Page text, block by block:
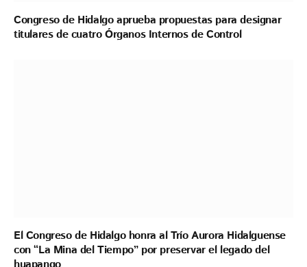
Congreso de Hidalgo aprueba propuestas para designar
titulares de cuatro Órganos Internos de Control
El Congreso de Hidalgo honra al Trío Aurora Hidalguense
con “La Mina del Tiempo” por preservar el legado del